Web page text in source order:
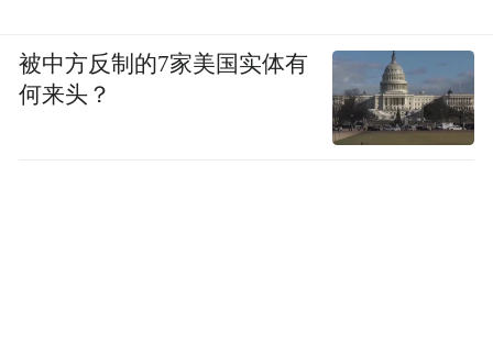
被中方反制的7家美国实体有
何来头？